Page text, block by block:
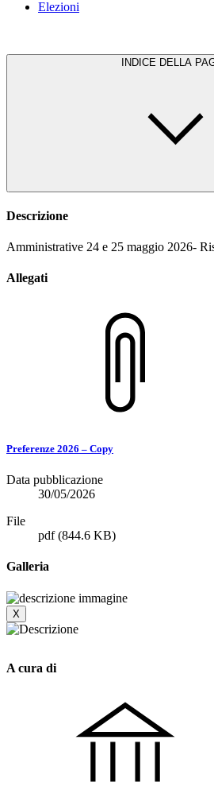
Elezioni
INDICE DELLA
Descrizione
Amministrative 24 e 25 maggio 2026-
Allegati
Preferenze 2026 – Copy
Data pubblicazione
30/05/2026
File
pdf(844.6 KB)
Galleria
X
A cura di